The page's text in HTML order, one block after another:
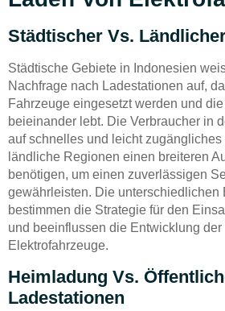
Städtischer Vs.
Städtische Gebiete in Indonesien
Nachfrage nach Ladestationen auf,
Fahrzeuge eingesetzt werden und
beieinander lebt. Die Verbraucher in
auf schnelles und leicht zugängliches
ländliche Regionen einen breiteren
benötigen, um einen zuverlässigen
gewährleisten. Die unterschiedlichen
bestimmen die Strategie für den
und beeinflussen die Entwicklung der
Elektrofahrzeuge.
Heimladung Vs.
Ladestationen